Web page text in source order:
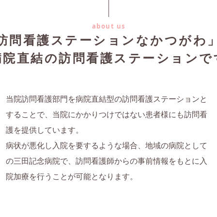
about us
問看護ステーションなかつがわ
院直結の訪問看護ステーションで
当院訪問看護部門を病院直結型の訪問看護ステーションと
することで、当院にかかりつけではない患者様にも訪問看
護を提供しています。
病状が悪化し入院を要するような場合、地域の病院として
の三田記念病院で、訪問看護師からの事前情報をもとに入
院加療を行うことが可能となります。